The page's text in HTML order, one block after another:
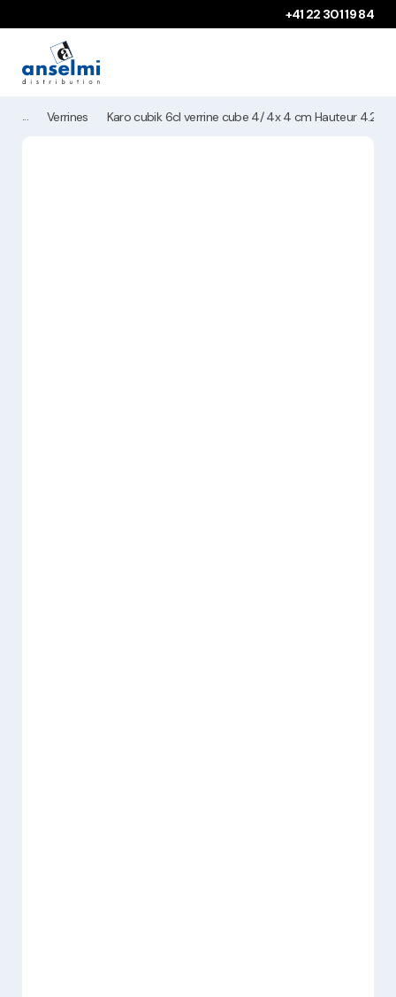
+41 22 301 19 84
Verrines Karo cubik 6cl verrine cube 4/ 4x 4 cm Hauteur 4.2cm